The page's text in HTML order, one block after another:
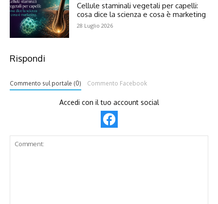
Cellule staminali vegetali per capelli:
cosa dice la scienza e cosa è marketing
28 Luglio 2026
Rispondi
Commento sul portale (0) Commento Facebook
Accedi con il tuo account social